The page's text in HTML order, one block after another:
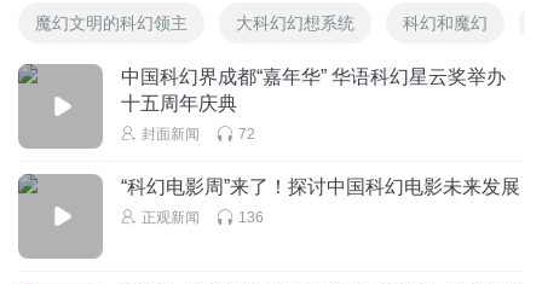
幻电竞赛与科幻电音节于一体的精彩体验。
文学阅读、科幻文创市集四大主题。大众科普科幻教育采用
实验、深度互动等方式呈现。科幻技术体验以全息技术、
阅读以科幻杂货、科幻读物展示为主。科幻文创区主要展示
科技文创、手工制作。
科幻电竞赛通过一系列科技竞技项目，在激烈的比赛中，充
魔幻文明的科幻领主 大科幻幻想系统 科幻和魔幻
中国科幻界成都“嘉年华” 华语科幻星云奖举办
十五周年庆典
封面新闻 72
“科幻电影周”来了！探讨中国科幻电影未来发展
正观新闻 136